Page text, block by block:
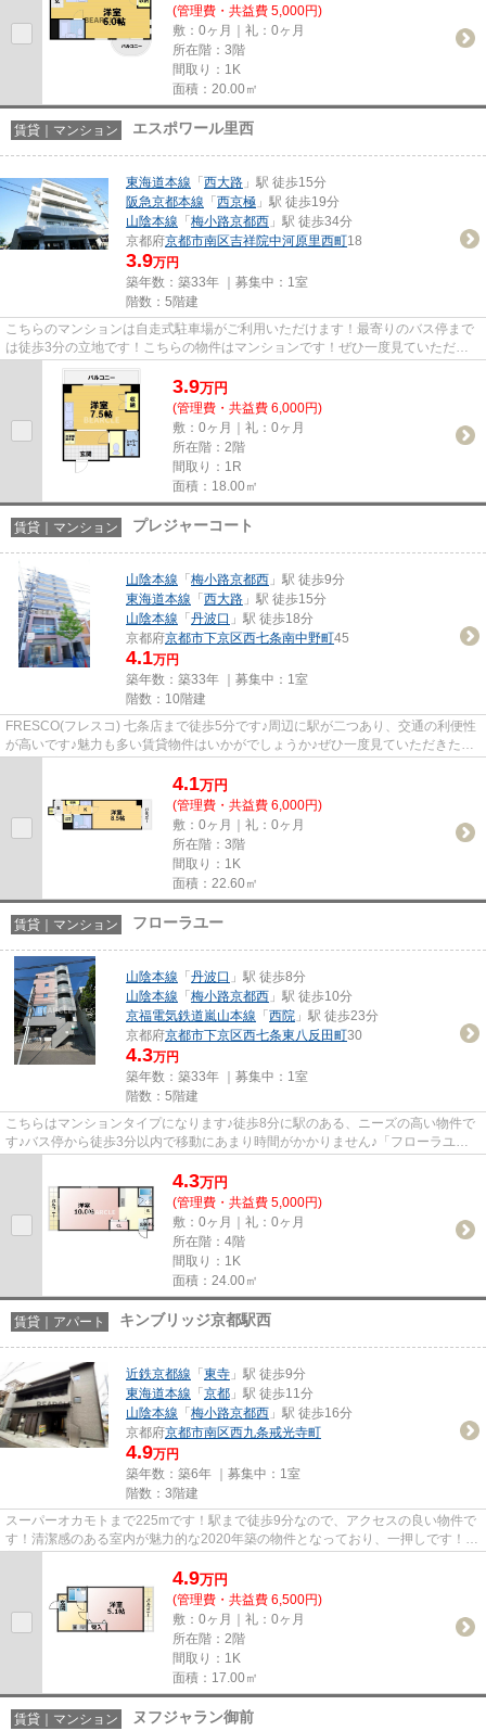
(管理費・共益費 5,000円)
敷：0ヶ月｜礼：0ヶ月
所在階：3階
間取り：1K
面積：20.00㎡
賃貸｜マンション エスポワール里西
東海道本線 「 西大路 」駅 徒歩15分
阪急京都本線 「 西京極 」駅 徒歩19分
山陰本線 「 梅小路京都西 」駅 徒歩34分
京都府京都市南区吉祥院中河原里西町18
3.9万円
築年数：築33年 ｜募集中： 1室
階数：5階建
こちらのマンションは自走式駐車場がご利用いただけます！最寄りのバス停まで
は徒歩3分の立地です！こちらの物件はマンションです！ぜひ一度見ていただき
3.9万円
(管理費・共益費 6,000円)
敷：0ヶ月｜礼：0ヶ月
所在階：2階
間取り：1R
面積：18.00㎡
賃貸｜マンション プレジャーコート
山陰本線 「 梅小路京都西 」駅 徒歩9分
東海道本線 「 西大路 」駅 徒歩15分
山陰本線 「 丹波口 」駅 徒歩18分
京都府京都市下京区西七条南中野町45
4.1万円
築年数：築33年 ｜募集中： 1室
階数：10階建
FRESCO(フレスコ) 七条店まで徒歩5分です♪周辺に駅が二つあり、交通の利便性
が高いです♪魅力も多い賃貸物件はいかがでしょうか♪ぜひ一度見ていただきた
4.1万円
(管理費・共益費 6,000円)
敷：0ヶ月｜礼：0ヶ月
所在階：3階
間取り：1K
面積：22.60㎡
賃貸｜マンション フローラユー
山陰本線 「 丹波口 」駅 徒歩8分
山陰本線 「 梅小路京都西 」駅 徒歩10分
京福電気鉄道嵐山本線 「 西院 」駅 徒歩23分
京都府京都市下京区西七条東八反田町30
4.3万円
築年数：築33年 ｜募集中： 1室
階数：5階建
こちらはマンションタイプになります♪徒歩8分に駅のある、ニーズの高い物件で
す♪バス停から徒歩3分以内で移動にあまり時間がかかりません♪「フローラユ
4.3万円
(管理費・共益費 5,000円)
敷：0ヶ月｜礼：0ヶ月
所在階：4階
間取り：1K
面積：24.00㎡
賃貸｜アパート キンブリッジ京都駅西
近鉄京都線 「 東寺 」駅 徒歩9分
東海道本線 「 京都 」駅 徒歩11分
山陰本線 「 梅小路京都西 」駅 徒歩16分
京都府京都市南区西九条戒光寺町
4.9万円
築年数：築6年 ｜募集中： 1室
階数：3階建
スーパーオカモトまで225mです！駅まで徒歩9分なので、アクセスの良い物件で
す！清潔感のある室内が魅力的な2020年築の物件となっており、一押しです！新
4.9万円
(管理費・共益費 6,500円)
敷：0ヶ月｜礼：0ヶ月
所在階：2階
間取り：1K
面積：17.00㎡
賃貸｜マンション ヌフジャラン御前